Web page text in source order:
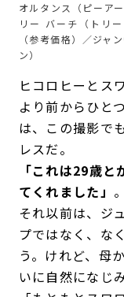
オルタンス（ピーア
リー バーチ（トリ
（参考価格）／ジャ
ン）
ヒコロヒーとス
より前からひと
は、この撮影で
レスだ。
「これは29歳
てくれました」 。
それ以前は、ジ
プではなく、な
う。けれど、母
いに自然になじ